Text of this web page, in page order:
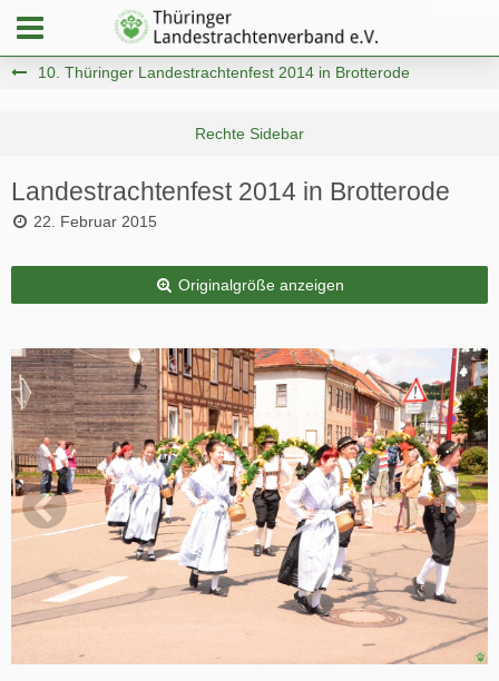
10. Thüringer Landestrachtenfest 2014 in Brotterode
Landestrachtenfest 2014 in Brotterode
22. Februar 2015
Originalgröße anzeigen